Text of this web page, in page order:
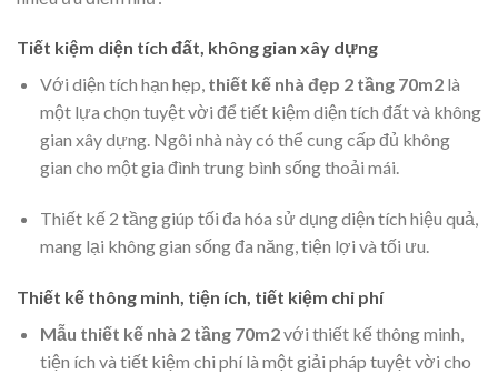
Tiết kiệm diện tích đất, không gian xây dựng
Với diện tích hạn hẹp, thiết kế nhà đẹp 2 tầng 70m2 là
một lựa chọn tuyệt vời để tiết kiệm diện tích đất và không
gian xây dựng. Ngôi nhà này có thể cung cấp đủ không
gian cho một gia đình trung bình sống thoải mái.
Thiết kế 2 tầng giúp tối đa hóa sử dụng diện tích hiệu quả,
mang lại không gian sống đa năng, tiện lợi và tối ưu.
Thiết kế thông minh, tiện ích, tiết kiệm chi phí
Mẫu thiết kế nhà 2 tầng 70m2với thiết kế thông minh,
tiện ích và tiết kiệm chi phí là một giải pháp tuyệt vời cho